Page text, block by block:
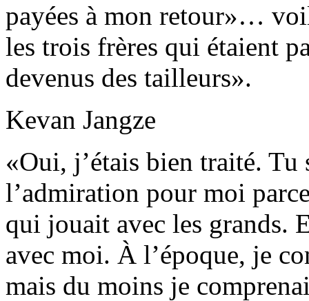
payées à mon retour»…
les trois frères qui étaient
devenus des tailleurs».
Kevan Jangze
«Oui, j’étais bien traité.
l’admiration pour moi
qui jouait avec les grands.
avec moi. À l’époque, je
mais du moins je